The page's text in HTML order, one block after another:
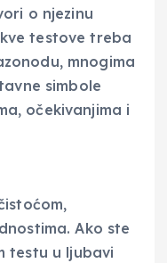
o njezinu
testove treba
mnogima
simbole
očekivanjima i
Ako ste
testu u ljubavi